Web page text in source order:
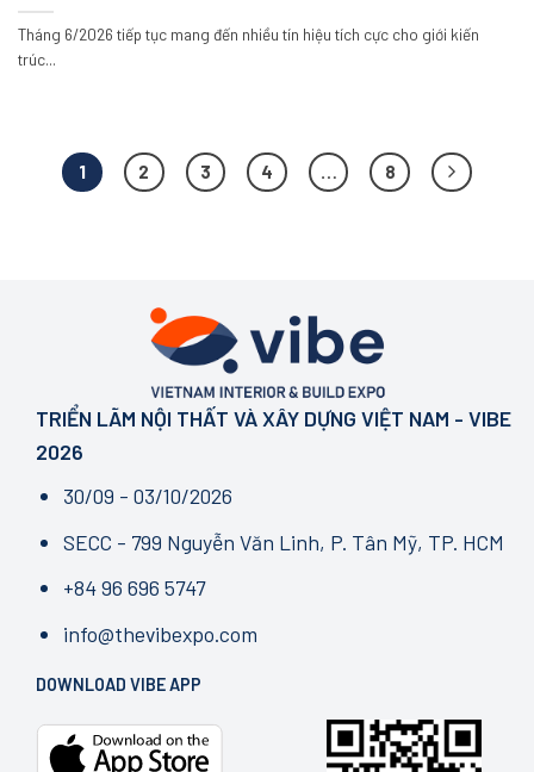
Tháng 6/2026 tiếp tục mang đến nhiều tín hiệu tích cực cho giới kiến
trúc...
1 2 3 4 8
TRIỂN LÃM NỘI THẤT VÀ XÂY DỰNG VIỆT NAM - VIBE
2026
30/09 - 03/10/2026
SECC - 799 Nguyễn Văn Linh, P. Tân Mỹ, TP. HCM
+84 96 696 5747
info@thevibexpo.com
DOWNLOAD VIBE APP